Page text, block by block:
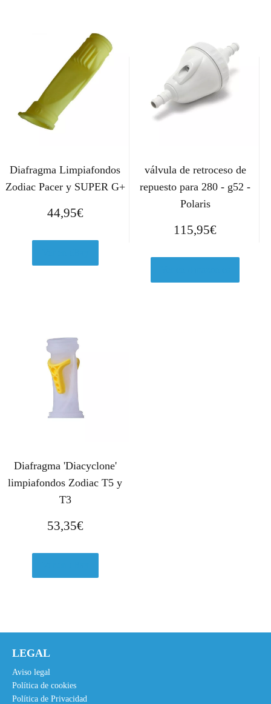
Diafragma Limpiafondos
Zodiac Pacer y SUPER G+
44,95€
válvula de retroceso de
repuesto para 280 - g52 -
Polaris
115,95€
Diafragma 'Diacyclone'
limpiafondos Zodiac T5 y
T3
53,35€
LEGAL
Aviso legal
Política de cookies
Política de Privacidad